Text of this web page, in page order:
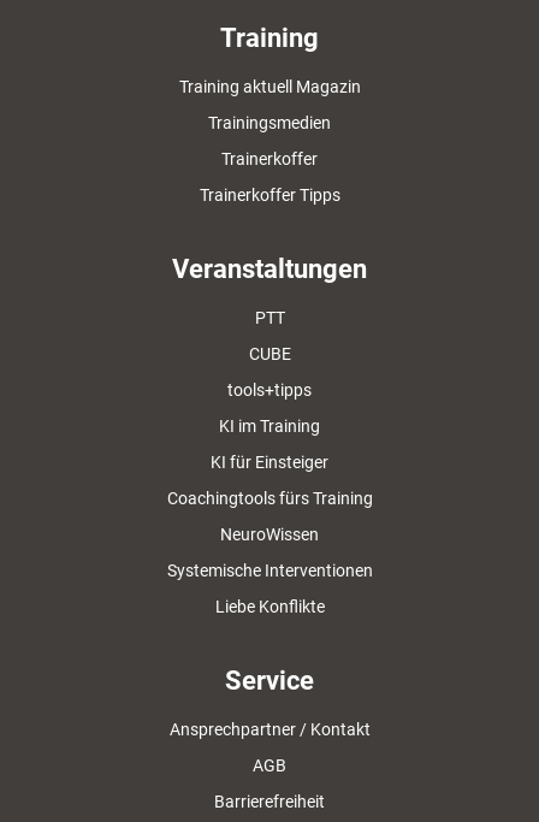
Training
Training aktuell Magazin
Trainingsmedien
Trainerkoffer
Trainerkoffer Tipps
Veranstaltungen
PTT
CUBE
tools+tipps
KI im Training
KI für Einsteiger
Coachingtools fürs Training
NeuroWissen
Systemische Interventionen
Liebe Konflikte
Service
Ansprechpartner / Kontakt
AGB
Barrierefreiheit